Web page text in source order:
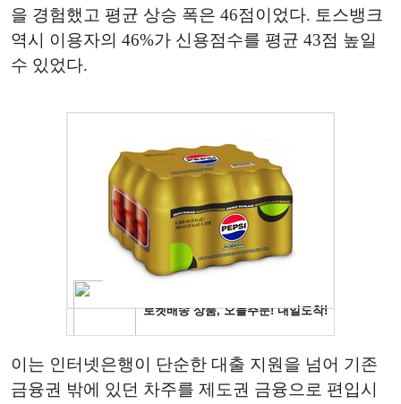
을 경험했고 평균 상승 폭은 46점이었다. 토스뱅크
역시 이용자의 46%가 신용점수를 평균 43점 높일
수 있었다.
이는 인터넷은행이 단순한 대출 지원을 넘어 기존
금융권 밖에 있던 차주를 제도권 금융으로 편입시